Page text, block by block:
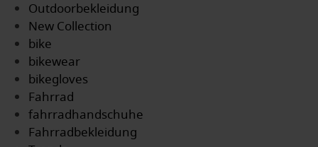
Outdoorbekleidung
New Collection
bike
bikewear
bikegloves
Fahrrad
fahrradhandschuhe
Fahrradbekleidung